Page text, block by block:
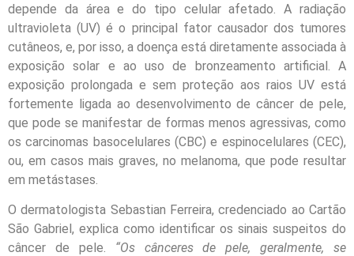
depende da área e do tipo celular afetado. A radiação
ultravioleta (UV) é o principal fator causador dos tumores
cutâneos, e, por isso, a doença está diretamente associada à
exposição solar e ao uso de bronzeamento artificial. A
exposição prolongada e sem proteção aos raios UV está
fortemente ligada ao desenvolvimento de câncer de pele,
que pode se manifestar de formas menos agressivas, como
os carcinomas basocelulares (CBC) e espinocelulares (CEC),
ou, em casos mais graves, no melanoma, que pode resultar
em metástases.
O dermatologista Sebastian Ferreira, credenciado ao Cartão
São Gabriel, explica como identificar os sinais suspeitos do
câncer de pele. “Os cânceres de pele, geralmente, se